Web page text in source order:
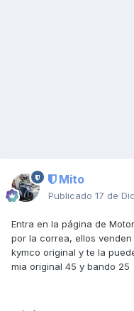
Mito
Publicado 17 de
Entra en la página de
por la correa, ellos
kymco original y te la
mia original 45 y bando 25